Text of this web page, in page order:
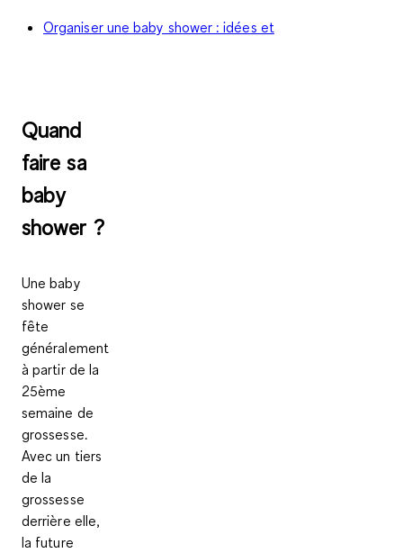
Organiser une baby shower : idées et
Quand
faire sa
baby
shower ?
Une baby
shower se
fête
généralement
à partir de la
25ème
semaine de
grossesse.
Avec un tiers
de la
grossesse
derrière elle,
la future